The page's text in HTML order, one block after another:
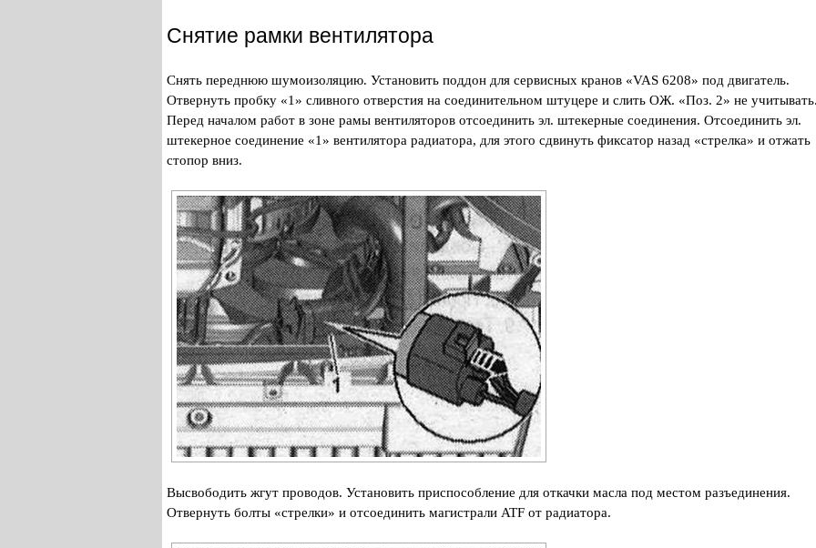
Снятие рамки вентилятора
Снять переднюю шумоизоляцию. Установить поддон для сервисных кранов «VAS 6208» под двигатель.
Отвернуть пробку «1» сливного отверстия на соединительном штуцере и слить ОЖ. «Поз. 2» не
Перед началом работ в зоне рамы вентиляторов отсоединить эл. штекерные соединения. Отсоединить эл.
штекерное соединение «1» вентилятора радиатора, для этого сдвинуть фиксатор назад «стрелка» и отжать
стопор вниз.
Высвободить жгут проводов. Установить приспособление для откачки масла под местом разъединения.
Отвернуть болты «стрелки» и отсоединить магистрали ATF от радиатора.